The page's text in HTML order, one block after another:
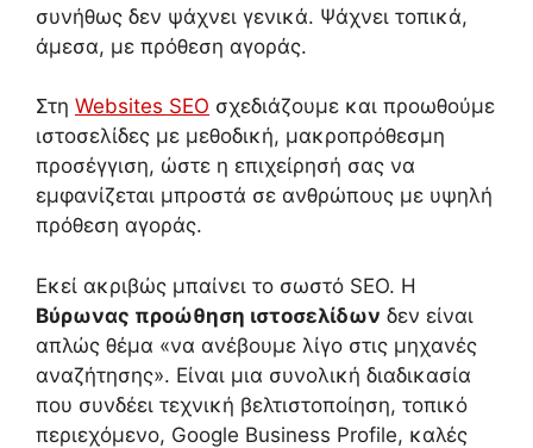
συνήθως δεν ψάχνει γενικά. Ψάχνει τοπικά,
άμεσα, με πρόθεση αγοράς.
Στη Websites SEO σχεδιάζουμε και προωθούμε
ιστοσελίδες με μεθοδική, μακροπρόθεσμη
προσέγγιση, ώστε η επιχείρησή σας να
εμφανίζεται μπροστά σε ανθρώπους με υψηλή
πρόθεση αγοράς.
Εκεί ακριβώς μπαίνει το σωστό SEO. Η
Βύρωνας προώθηση ιστοσελίδων δεν είναι
απλώς θέμα «να ανέβουμε λίγο στις μηχανές
αναζήτησης». Είναι μια συνολική διαδικασία
που συνδέει τεχνική βελτιστοποίηση, τοπικό
περιεχόμενο, Google Business Profile, καλές